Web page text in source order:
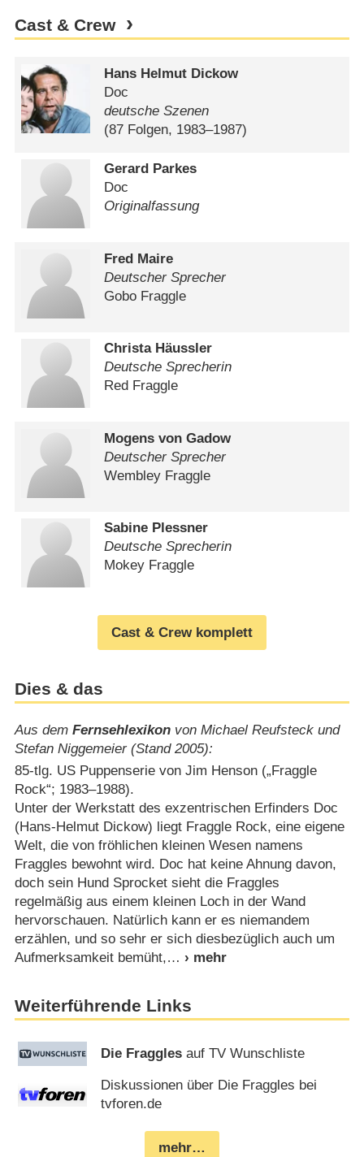
Cast & Crew
Hans Helmut Dickow
Doc
deutsche Szenen
(87 Folgen, 1983⁠–⁠1987)
Gerard Parkes
Doc
Originalfassung
Fred Maire
Deutscher Sprecher
Gobo Fraggle
Christa Häussler
Deutsche Sprecherin
Red Fraggle
Mogens von Gadow
Deutscher Sprecher
Wembley Fraggle
Sabine Plessner
Deutsche Sprecherin
Mokey Fraggle
Cast & Crew komplett
Dies & das
Aus dem Fernsehlexikonvon Michael Reufsteck und
Stefan Niggemeier (Stand 2005):
85-tlg. US Puppenserie von Jim Henson („Fraggle
Rock“; 1983⁠–⁠1988).
Unter der Werkstatt des exzentrischen Erfinders Doc
(Hans-Helmut Dickow) liegt Fraggle Rock, eine eigene
Welt, die von fröhlichen kleinen Wesen namens
Fraggles bewohnt wird. Doc hat keine Ahnung davon,
doch sein Hund Sprocket sieht die Fraggles
regelmäßig aus einem kleinen Loch in der Wand
hervorschauen. Natürlich kann er es niemandem
erzählen, und so sehr er sich diesbezüglich auch um
Aufmerksamkeit bemüht,
Weiterführende Links
Die Fraggles auf TV Wunschliste
Diskussionen über Die Fraggles bei
tvforen.de
mehr…